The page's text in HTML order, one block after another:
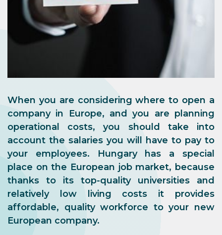
When you are considering where to open a
company in Europe, and you are planning
operational costs, you should take into
account the salaries you will have to pay to
your employees. Hungary has a special
place on the European job market, because
thanks to its top-quality universities and
relatively low living costs it provides
affordable, quality workforce to your new
European company.